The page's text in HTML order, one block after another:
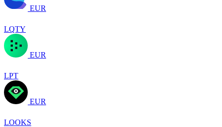
EUR
LQTY
EUR
LPT
EUR
LOOKS